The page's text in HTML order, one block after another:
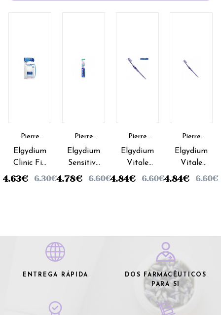
Pierre
Fabre
Elgydium
Clinic Fio
Dental
4.63€ 6.30€
Pierre
Fabre
Elgydium
Sensitive
Escova
4.78€ 6.60€
Pierre
Fabre
Elgydium
Vitale
Escova
4.84€ 6.60€
Pierre
Fabre
Elgydium
Vitale
Escova
4.84€ 6.60€
ENTREGA RÁPIDA
DOS FARMACÊUTICOS
PARA SI